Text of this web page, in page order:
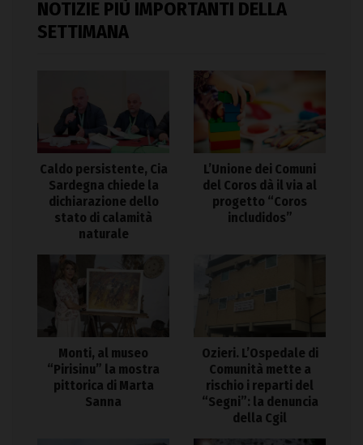
NOTIZIE PIÙ IMPORTANTI DELLA
SETTIMANA
Caldo persistente, Cia
Sardegna chiede la
dichiarazione dello
stato di calamità
naturale
L’Unione dei Comuni
del Coros dà il via al
progetto “Coros
includidos”
Monti, al museo
“Pirisinu” la mostra
pittorica di Marta
Sanna
Ozieri. L’Ospedale di
Comunità mette a
rischio i reparti del
“Segni”: la denuncia
della Cgil